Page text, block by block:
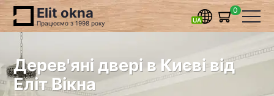
Elit okna
Працюємо з 1998 року
0
Дерев'яні двері в Києві від
Еліт Вікна